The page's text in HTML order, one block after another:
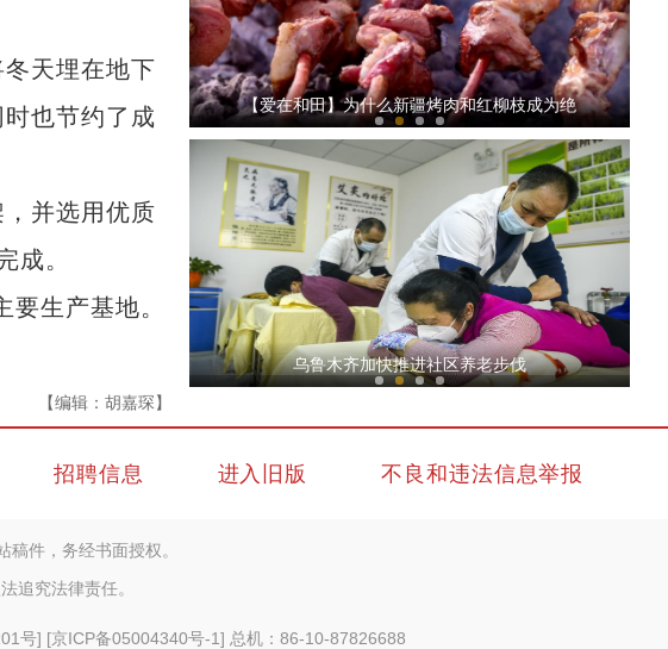
天埋在地下
也节约了成
并选用优质
成。
生产基地。
【编辑：胡嘉琛】
喀什体育中心开门揖客 市民健身“打卡”忙
新疆墨玉县举办时装秀引领穿衣新风尚
乌鲁木齐加快推进社区养老步伐
航拍新疆罗布淖尔湿地冰雪消融 形状酷似动物
招聘信息 进入旧版 不良和违法信息举报
件，务经书面授权。
追究法律责任。
号] [京ICP备05004340号-1] 总机：86-10-87826688